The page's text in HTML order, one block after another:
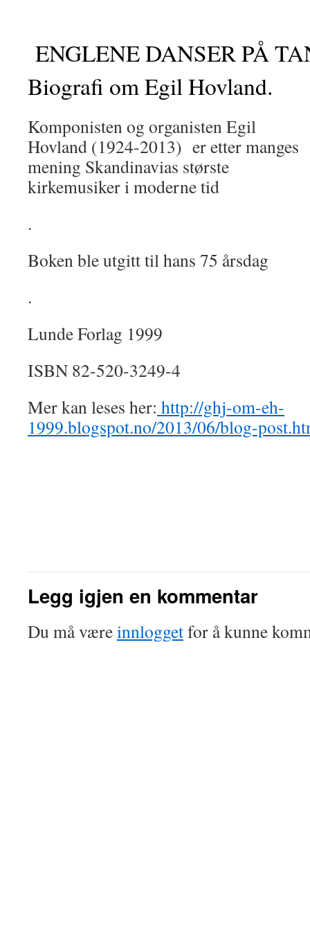
ENGLENE DANSER PÅ
Biografi om Egil Hovland.
Komponisten og organisten Egil
Hovland (1924-2013) er etter manges
mening Skandinavias største
kirkemusiker i moderne tid
.
Boken ble utgitt til hans 75 årsdag
.
Lunde Forlag 1999
ISBN 82-520-3249-4
Mer kan leses her: http://ghj-om-eh-
1999.blogspot.no/2013/06/blog-
Legg igjen en kommentar
Du må væreinnloggetfor å kunne